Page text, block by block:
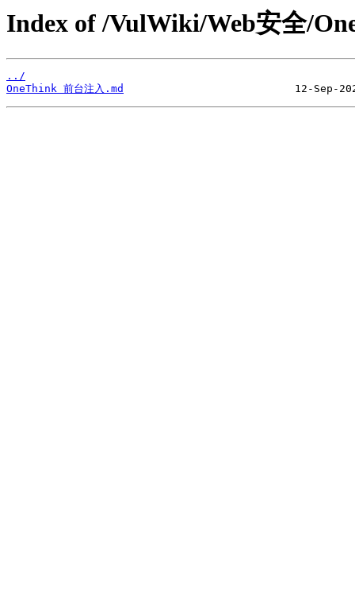
Index of /VulWiki/Web安全/
../
OneThink 前台注入.md